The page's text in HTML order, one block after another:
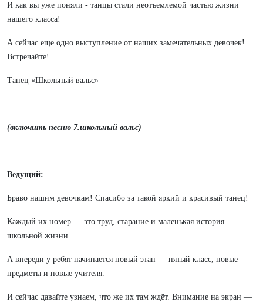
И как вы уже поняли - танцы стали неотъемлемой частью жизни
нашего класса!
А сейчас еще одно выступление от наших замечательных девочек!
Встречайте!
Танец «Школьный вальс»
(включить песню 7.школьный вальс)
Ведущий:
Браво нашим девочкам! Спасибо за такой яркий и красивый танец!
Каждый их номер — это труд, старание и маленькая история
школьной жизни.
А впереди у ребят начинается новый этап — пятый класс, новые
предметы и новые учителя.
И сейчас давайте узнаем, что же их там ждёт. Внимание на экран —